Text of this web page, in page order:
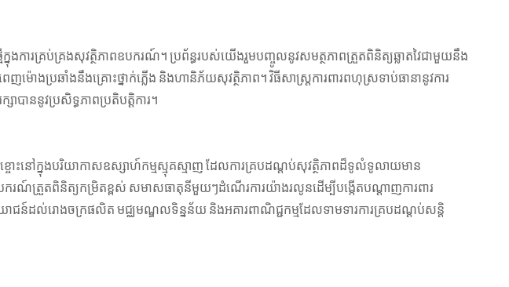
នុងការគ្រប់គ្រងសុវត្ថិភាពឧបករណ៍។ ប្រព័ន្ធរបស់យើងរួមបញ្ចូលនូវសមត្ថភាពត្រួតពិនិត្យឆ្លាតវៃជាមួយនឹង
ញម៉ោងប្រឆាំងនឹងគ្រោះថ្នាក់ភ្លើង និងហានិភ័យសុវត្ថិភាព។ វិធីសាស្រ្តការពារពហុស្រទាប់ធានានូវការ
បាននូវប្រសិទ្ធភាពប្រតិបត្តិការ។
តខ្ចោះនៅក្នុងបរិយាកាសឧស្សាហ៍កម្មស្មុគស្មាញ ដែលការគ្របដណ្តប់សុវត្ថិភាពដ៏ទូលំទូលាយមាន
ករណ៍ត្រួតពិនិត្យកម្រិតខ្ពស់ សមាសធាតុនីមួយៗដំណើរការយ៉ាងរលូនដើម្បីបង្កើតបណ្តាញការពារ
ជន៍ដល់រោងចក្រផលិត មជ្ឈមណ្ឌលទិន្នន័យ និងអគារពាណិជ្ជកម្មដែលទាមទារការគ្របដណ្តប់សន្តិ